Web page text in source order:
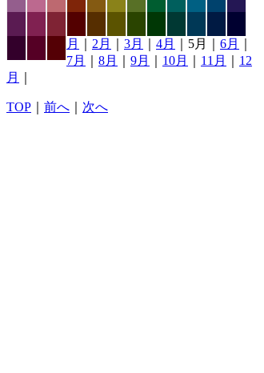
月 2月 3月 4月 ｜5月｜ 6月
7月
8月 9月 10月 11月
12
月
TOP 前へ 次へ